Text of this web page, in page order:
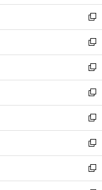
ウ
ィ
ン
ド
ウ
で
開
く
し
い
ウ
ィ
ン
ド
ウ
で
開
く
新
し
い
ウ
ィ
ン
ド
ウ
で
開
く
新
し
い
ウ
ィ
ン
ド
ウ
で
開
く
新
し
い
ウ
ィ
ン
ド
ウ
で
開
新
し
い
ウ
ィ
ン
ド
ウ
新
し
い
ウ
ィ
ン
新
し
い
ウ
新
し